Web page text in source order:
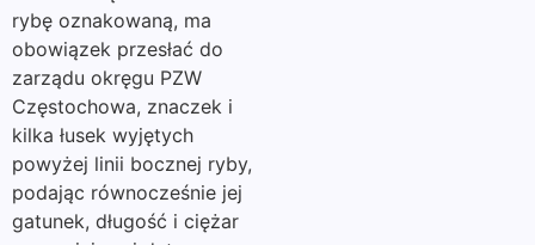
rybę oznakowaną, ma
obowiązek przesłać do
zarządu okręgu PZW
Częstochowa, znaczek i
kilka łusek wyjętych
powyżej linii bocznej ryby,
podając równocześnie jej
gatunek, długość i ciężar